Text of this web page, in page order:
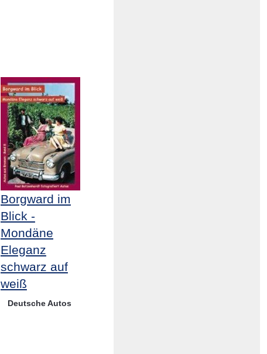
Borgward im
Blick -
Mondäne
Eleganz
schwarz auf
weiß
Deutsche Autos